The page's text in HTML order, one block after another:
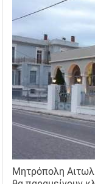
Μητρόπολη